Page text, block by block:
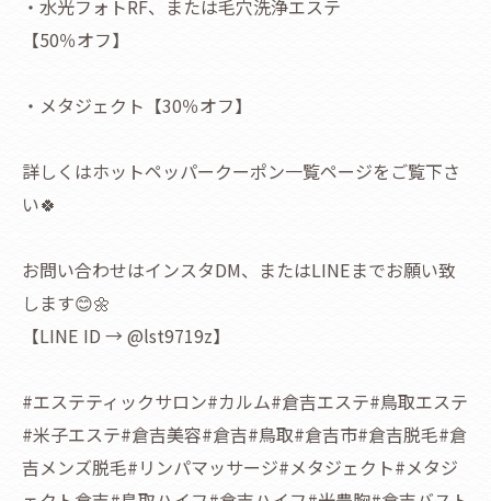
・水光フォトRF、または毛穴洗浄エステ
【50％オフ】
・メタジェクト【30％オフ】
詳しくはホットペッパークーポン一覧ページをご覧下さ
い🍀
お問い合わせはインスタDM、またはLINEまでお願い致
します😊🌼
【LINE ID → @lst9719z】
#エステティックサロン#カルム#倉吉エステ#鳥取エステ
#米子エステ#倉吉美容#倉吉#鳥取#倉吉市#倉吉脱毛#倉
吉メンズ脱毛#リンパマッサージ#メタジェクト#メタジ